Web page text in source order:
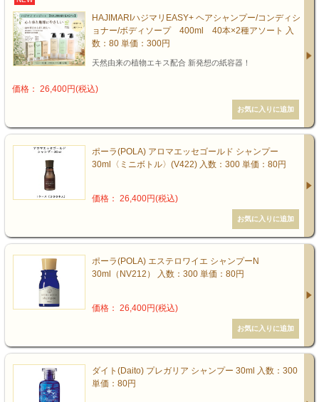
HAJIMARIハジマリEASY+ ヘアシャンプー/コンディシ
ョナー/ボディソープ 400ml 40本×2種アソート 入
数：80 単価：300円
天然由来の植物エキス配合 新発想の紙容器！
価格： 26,400円(税込)
ポーラ(POLA) アロマエッセゴールド シャンプー
30ml〈ミニボトル〉(V422) 入数：300 単価：80円
価格： 26,400円(税込)
ポーラ(POLA) エステロワイエ シャンプーN
30ml（NV212） 入数：300 単価：80円
価格： 26,400円(税込)
ダイト(Daito) プレガリア シャンプー 30ml 入数：300
単価：80円